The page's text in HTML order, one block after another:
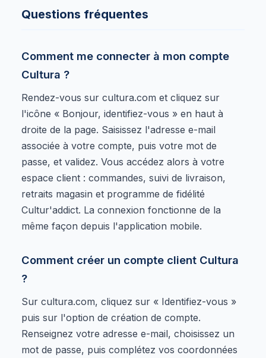
Questions fréquentes
Comment me connecter à mon compte
Cultura ?
Rendez-vous sur cultura.com et cliquez sur
l'icône « Bonjour, identifiez-vous » en haut à
droite de la page. Saisissez l'adresse e-mail
associée à votre compte, puis votre mot de
passe, et validez. Vous accédez alors à votre
espace client : commandes, suivi de livraison,
retraits magasin et programme de fidélité
Cultur'addict. La connexion fonctionne de la
même façon depuis l'application mobile.
Comment créer un compte client Cultura
?
Sur cultura.com, cliquez sur « Identifiez-vous »
puis sur l'option de création de compte.
Renseignez votre adresse e-mail, choisissez un
mot de passe, puis complétez vos coordonnées